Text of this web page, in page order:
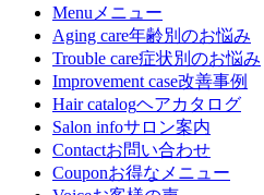
Menu メニュー
Aging care年齢別のお悩み
Trouble care症状別のお悩み
Improvement case改善事例
Hair catalogヘアカタログ
Salon infoサロン案内
Contactお問い合わせ
Couponお得なメニュー